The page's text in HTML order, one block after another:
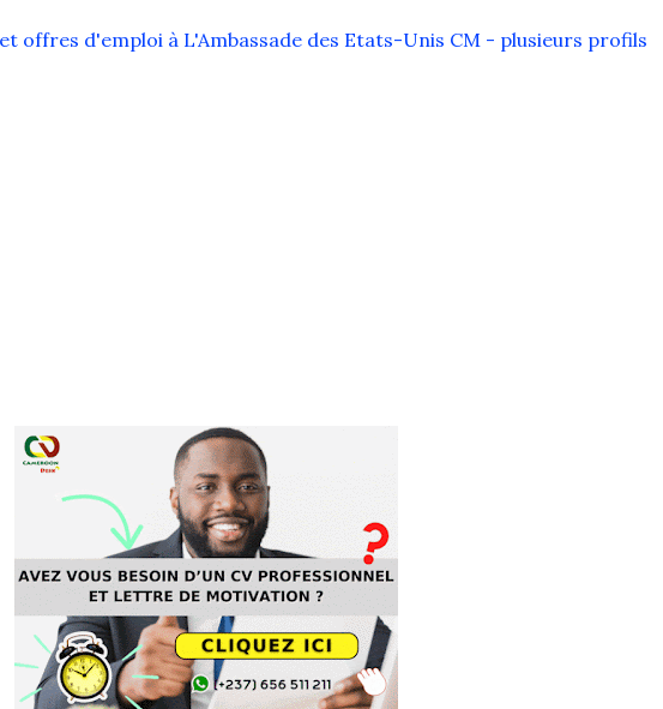
offres d'emploi à L'Ambassade des Etats-Unis CM - plusieurs profils